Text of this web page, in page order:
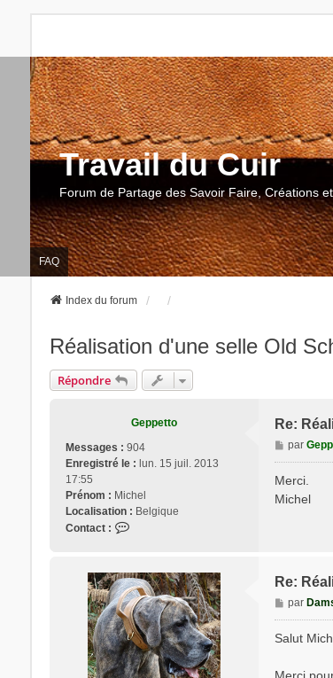
Travail du Cuir
Forum de Partage des Savoir Faire, Créations
FAQ
Index du forum
Réalisation d'une selle Old
Répondre
Geppetto
Messages : 904
Enregistré le : lun. 15 juil. 2013
17:55
Prénom : Michel
Localisation : Belgique
Contact :
t
a
c
t
e
r
G
Re:
M
e
s
s
par
Merci.
Michel
Re:
M
e
s
par
Salut